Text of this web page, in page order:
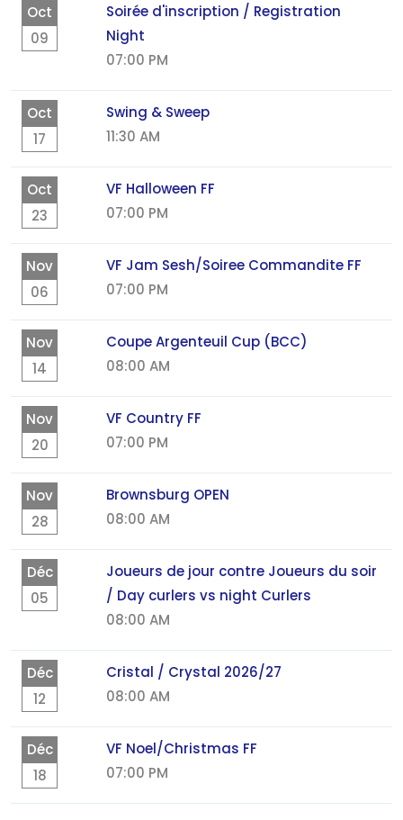
Oct
09
Soirée d'inscription / Registration
Night
07:00 PM
Oct
17
Swing & Sweep
11:30 AM
Oct
23
VF Halloween FF
07:00 PM
Nov
06
VF Jam Sesh/Soiree Commandite FF
07:00 PM
Nov
14
Coupe Argenteuil Cup (BCC)
08:00 AM
Nov
20
VF Country FF
07:00 PM
Nov
28
Brownsburg OPEN
08:00 AM
Déc
05
Joueurs de jour contre Joueurs du soir
/ Day curlers vs night Curlers
08:00 AM
Déc
12
Cristal / Crystal 2026/27
08:00 AM
Déc
18
VF Noel/Christmas FF
07:00 PM